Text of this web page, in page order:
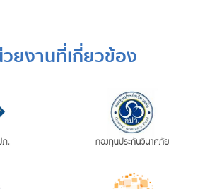
ยงานที่เกี่ยวข้อง